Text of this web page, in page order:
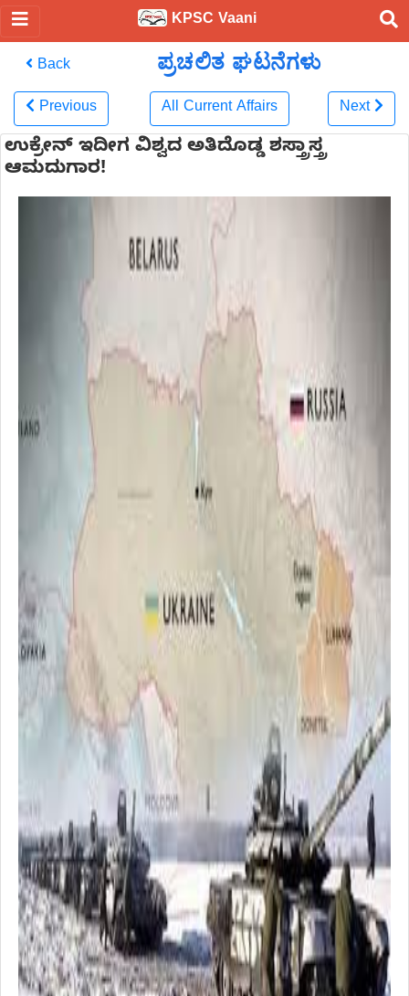
KPSC Vaani
Back ಪ್ರಚಲಿತ ಘಟನೆಗಳು
Previous All Current Affairs Next
ಉಕ್ರೇನ್‌ ಇದೀಗ ವಿಶ್ವದ ಅತಿದೊಡ್ಡ ಶಸ್ತ್ರಾಸ್ತ್ರ
ಆಮದುಗಾರ!